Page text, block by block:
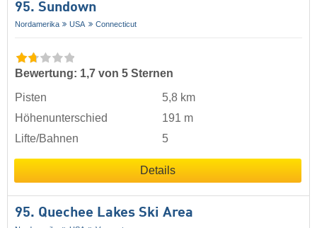
95. Sundown
Nordamerika USA Connecticut
Bewertung: 1,7 von 5 Sternen
Pisten
5,8 km
Höhenunterschied
191 m
Lifte/Bahnen
5
Details
95. Quechee Lakes Ski Area